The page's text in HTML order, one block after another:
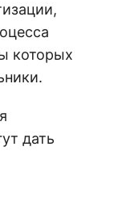
которых
дать